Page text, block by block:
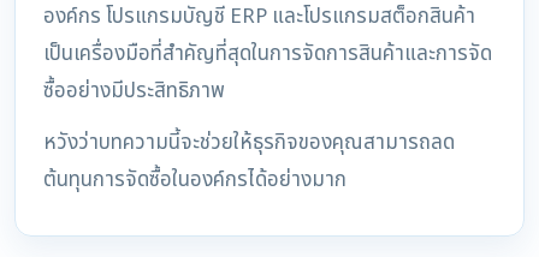
องค์กร โปรแกรมบัญชี ERP และโปรแกรมสต็อกสินค้า
เป็นเครื่องมือที่สำคัญที่สุดในการจัดการสินค้าและการจัด
ซื้ออย่างมีประสิทธิภาพ
หวังว่าบทความนี้จะช่วยให้ธุรกิจของคุณสามารถลด
ต้นทุนการจัดซื้อในองค์กรได้อย่างมาก